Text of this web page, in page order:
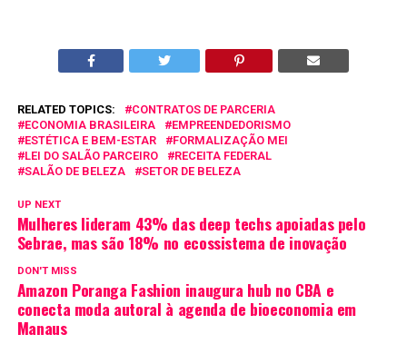
RELATED TOPICS:
CONTRATOS DE PARCERIA
ECONOMIA BRASILEIRA
EMPREENDEDORISMO
ESTÉTICA E BEM-ESTAR
FORMALIZAÇÃO MEI
LEI DO SALÃO PARCEIRO
RECEITA FEDERAL
SALÃO DE BELEZA
SETOR DE BELEZA
UP NEXT
Mulheres lideram 43% das deep techs apoiadas pelo
Sebrae, mas são 18% no ecossistema de inovação
DON'T MISS
Amazon Poranga Fashion inaugura hub no CBA e
conecta moda autoral à agenda de bioeconomia em
Manaus